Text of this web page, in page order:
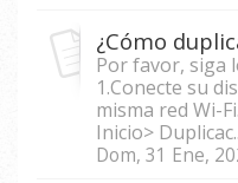
Por favor, siga
1.Conecte su
misma red Wi-
Inicio>
Dom, 31 Ene,